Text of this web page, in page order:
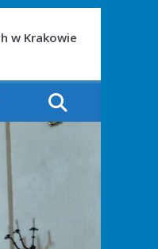
w Krakowie